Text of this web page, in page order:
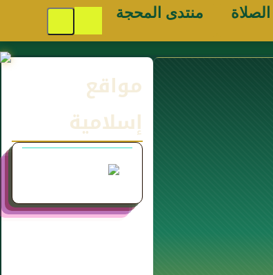
منتدى المحجة
مواقع
إسلامية